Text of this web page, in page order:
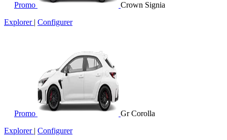
Promo
Crown Signia
Explorer | Configurer
Promo
Gr Corolla
Explorer | Configurer